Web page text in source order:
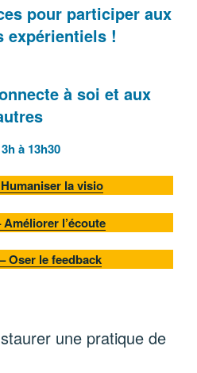
pour participer aux
expérientiels !
à soi et aux
à 13h30
la visio
l’écoute
Oser le feedback
une pratique de